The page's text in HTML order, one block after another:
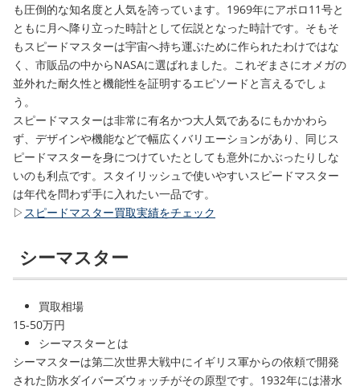
も圧倒的な知名度と人気を誇っています。1969年にアポロ11号と
ともに月へ降り立った時計として伝説となった時計です。そもそ
もスピードマスターは宇宙へ持ち運ぶために作られたわけではな
く、市販品の中からNASAに選ばれました。これぞまさにオメガの
並外れた耐久性と機能性を証明するエピソードと言えるでしょ
う。
スピードマスターは非常に有名かつ大人気であるにもかかわら
ず、デザインや機能などで幅広くバリエーションがあり、同じス
ピードマスターを身につけていたとしても意外にかぶったりしな
いのも利点です。スタイリッシュで使いやすいスピードマスター
は年代を問わず手に入れたい一品です。
▷ スピードマスター買取実績をチェック
シーマスター
買取相場
15-50万円
シーマスターとは
シーマスターは第二次世界大戦中にイギリス軍からの依頼で開発
された防水ダイバーズウォッチがその原型です。1932年には潜水